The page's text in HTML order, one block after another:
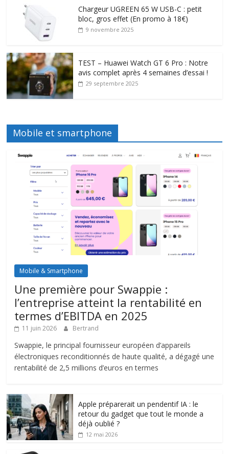
Chargeur UGREEN 65 W USB-C : petit
bloc, gros effet (En promo à 18€)
9 novembre 2025
TEST – Huawei Watch GT 6 Pro : Notre
avis complet après 4 semaines d’essai !
29 septembre 2025
Mobile et smartphone
Mobile & Smartphone
Une première pour Swappie :
l’entreprise atteint la rentabilité en
termes d’EBITDA en 2025
11 juin 2026 Bertrand
Swappie, le principal fournisseur européen d’appareils
électroniques reconditionnés de haute qualité, a dégagé une
rentabilité de 2,5 millions d’euros en termes
Apple préparerait un pendentif IA : le
retour du gadget que tout le monde a
déjà oublié ?
12 mai 2026